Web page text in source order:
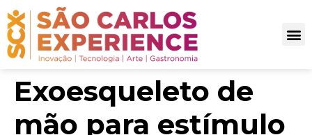
Exoesqueleto de
mão para estímulo